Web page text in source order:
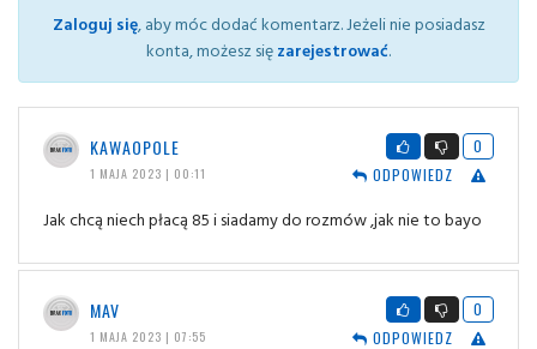
Zaloguj się, aby móc dodać komentarz. Jeżeli nie posiadasz
konta, możesz sięzarejestrować.
KAWAOPOLE
1 MAJA 2023 | 00:11
0
ODPOWIEDZ
Jak chcą niech płacą 85 i siadamy do rozmów ,jak nie to bayo
MAV
1 MAJA 2023 | 07:55
0
ODPOWIEDZ